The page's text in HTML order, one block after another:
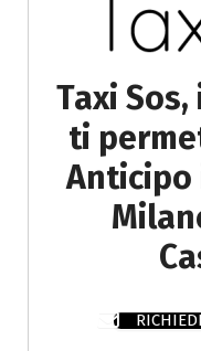
Taxi
ti
Anticipo